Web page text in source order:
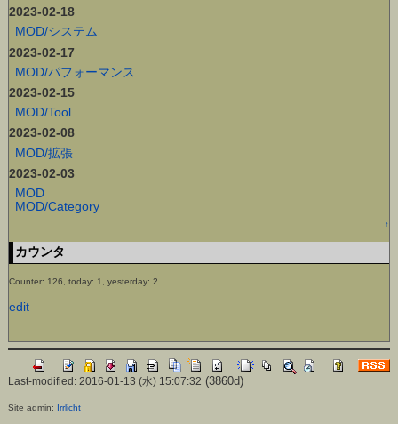
2023-02-18
MOD/システム
2023-02-17
MOD/パフォーマンス
2023-02-15
MOD/Tool
2023-02-08
MOD/拡張
2023-02-03
MOD
MOD/Category
↑
カウンタ
Counter: 126, today: 1, yesterday: 2
edit
Last-modified: 2016-01-13 (水) 15:07:32 (3860d)
Site admin: Irrlicht